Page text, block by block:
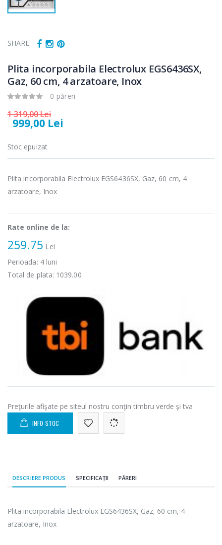
SHARE:
Plita incorporabila Electrolux EGS6436SX,
Gaz, 60 cm, 4 arzatoare, Inox
0 păreri
1 319,00 Lei
999,00 Lei
Stoc epuizat
Plita incorporabila Electrolux EGS6436SX, Gaz, 60 cm, 4
arzatoare, Inox
Rate online de la:
259.75 Lei
Perioada: 4luni
Total de plata: 1039.00
Preţurile afişate pe siteul nostru conţin timbru verde şi tva
INFO STOC
DESCRIERE PRODUS SPECIFICAȚII PĂRERI
Plita incorporabila Electrolux EGS6436SX, Gaz, 60 cm, 4
arzatoare, Inox
-25%
Fierbator
electric cu filtru
...
89,00 Lei
carne Bosch ...
Masina de tocat
199,00 Lei
-18%
199,00 Lei
Heinner ...